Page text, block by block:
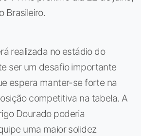
Brasileiro.
realizada no estádio do
ser um desafio importante
espera manter-se forte na
competitiva na tabela. A
Dourado poderia
uma maior solidez